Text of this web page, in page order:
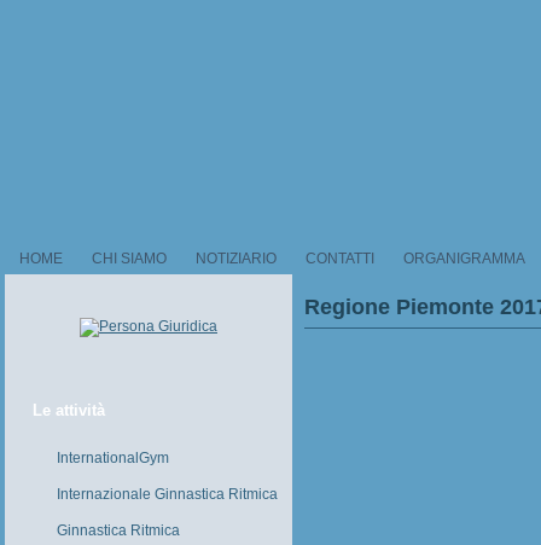
HOME CHI SIAMO NOTIZIARIO CONTATTI ORGANIGRAMMA
Le attività
InternationalGym
Internazionale Ginnastica Ritmica
Ginnastica Ritmica
Regione Piemonte